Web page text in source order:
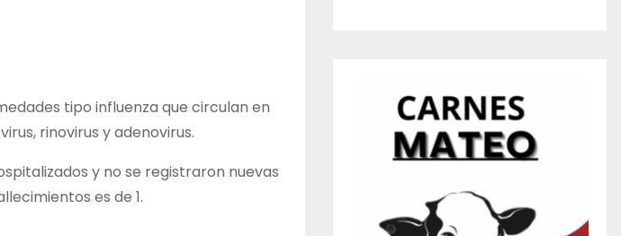
tipo influenza que circulan en
rinovirus y adenovirus.
y no se registraron nuevas
es de 1.